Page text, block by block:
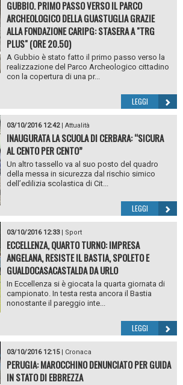
GUBBIO. PRIMO PASSO VERSO IL PARCO
ARCHEOLOGICO DELLA GUASTUGLIA GRAZIE
ALLA FONDAZIONE CARIPG: STASERA A "TRG
PLUS" (ORE 20.50)
A Gubbio è stato fatto il primo passo verso la
realizzazione del Parco Archeologico cittadino
con la copertura di una pr...
LEGGI
03/10/2016 12:42| Attualità
INAUGURATA LA SCUOLA DI CERBARA: “SICURA
AL CENTO PER CENTO”
Un altro tassello va al suo posto del quadro
della messa in sicurezza dal rischio simico
dell’edilizia scolastica di Cit...
LEGGI
03/10/2016 12:33| Sport
ECCELLENZA, QUARTO TURNO: IMPRESA
ANGELANA, RESISTE IL BASTIA, SPOLETO E
GUALDOCASACASTALDA DA URLO
In Eccellenza si è giocata la quarta giornata di
campionato. In testa resta ancora il Bastia
nonostante il pareggio inte...
LEGGI
03/10/2016 12:15| Cronaca
PERUGIA: MAROCCHINO DENUNCIATO PER GUIDA
IN STATO DI EBBREZZA